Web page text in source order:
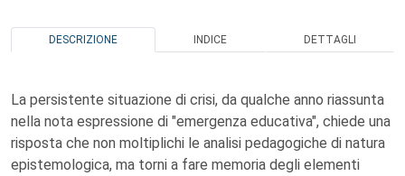
DESCRIZIONE INDICE DETTAGLI
La persistente situazione di crisi, da qualche anno riassunta
nella nota espressione di "emergenza educativa", chiede una
risposta che non moltiplichi le analisi pedagogiche di natura
epistemologica, ma torni a fare memoria degli elementi